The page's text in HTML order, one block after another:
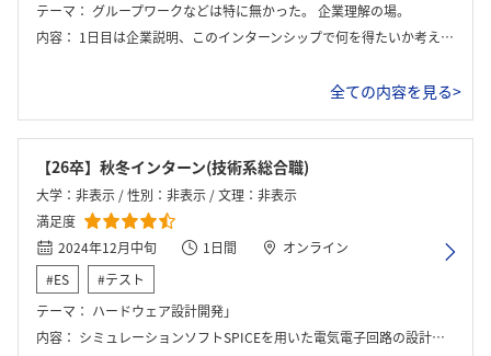
テーマ： グループワークなどは特に無かった。 企業理解の場。
内容： 1日目は企業説明、このインターンシップで何を得たいか考える、座談会、企業見学など。 2日目は工場見学、座談会など。
全ての内容を見る>
【26卒】秋冬インターン(技術系総合職)
大学：非表示 / 性別：非表示 / 文理：非表示
満足度
2024年12月中旬
1日間
オンライン
#ES
#テスト
テーマ： ハードウェア設計開発」
内容： シミュレーションソフトSPICEを用いた電気電子回路の設計・実機動作確認といった課題に取り組みました。